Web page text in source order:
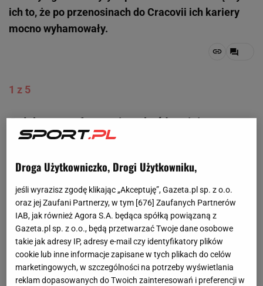
ich to, że po przenosinach do Cracovii ich kariery
mocno wyhamowały.
1 z 5
O dobry transfer powinno być łatwiej
W przeszłości rynkiem transferowym często rządził
zminimalizować ryzyko. Zanim podpiszą kontrakt z
piłkarzem, sprawdzają, jak zachowuje się poza
boiskiem i jak może wpłynąć na szatnię. Korzystają z
zaawansowanych programów statystycznych, a każde
zagranie kandydata rozkładają na czynniki pierwsze, by
uniknąć wpadki.
Droga Użytkowniczko, Drogi Użytkowniku,
jeśli wyrazisz zgodę klikając „Akceptuję”, Gazeta.pl sp. z o.o.
oraz jej Zaufani Partnerzy, w tym [676] Zaufanych Partnerów
IAB, jak również Agora S.A. będąca spółką powiązaną z
Gazeta.pl sp. z o.o., będą przetwarzać Twoje dane osobowe
takie jak adresy IP, adresy e-mail czy identyfikatory plików
cookie lub inne informacje zapisane w tych plikach do celów
marketingowych, w szczególności na potrzeby wyświetlania
reklam dopasowanych do Twoich zainteresowań i preferencji w